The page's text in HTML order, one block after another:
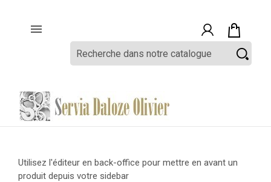

Utilisez l'éditeur en back-office pour mettre en avant un
produit depuis votre sidebar